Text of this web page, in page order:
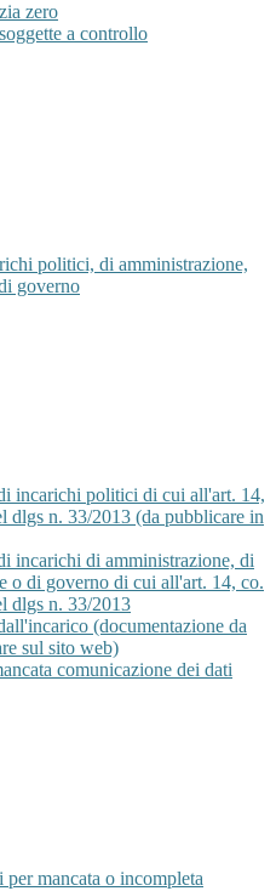
zero
a controllo
politici, di amministrazione,
governo
incarichi politici di cui all'art. 14,
dlgs n. 33/2013 (da pubblicare in
incarichi di amministrazione, di
o di governo di cui all'art. 14, co.
dlgs n. 33/2013
(documentazione da
sul sito web)
comunicazione dei dati
per mancata o incompleta